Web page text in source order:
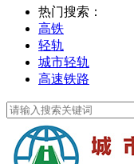
热门搜索：
高铁
轻轨
城市轻轨
高速铁路